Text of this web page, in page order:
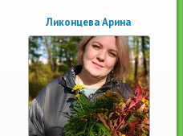
Ликонцева Арина